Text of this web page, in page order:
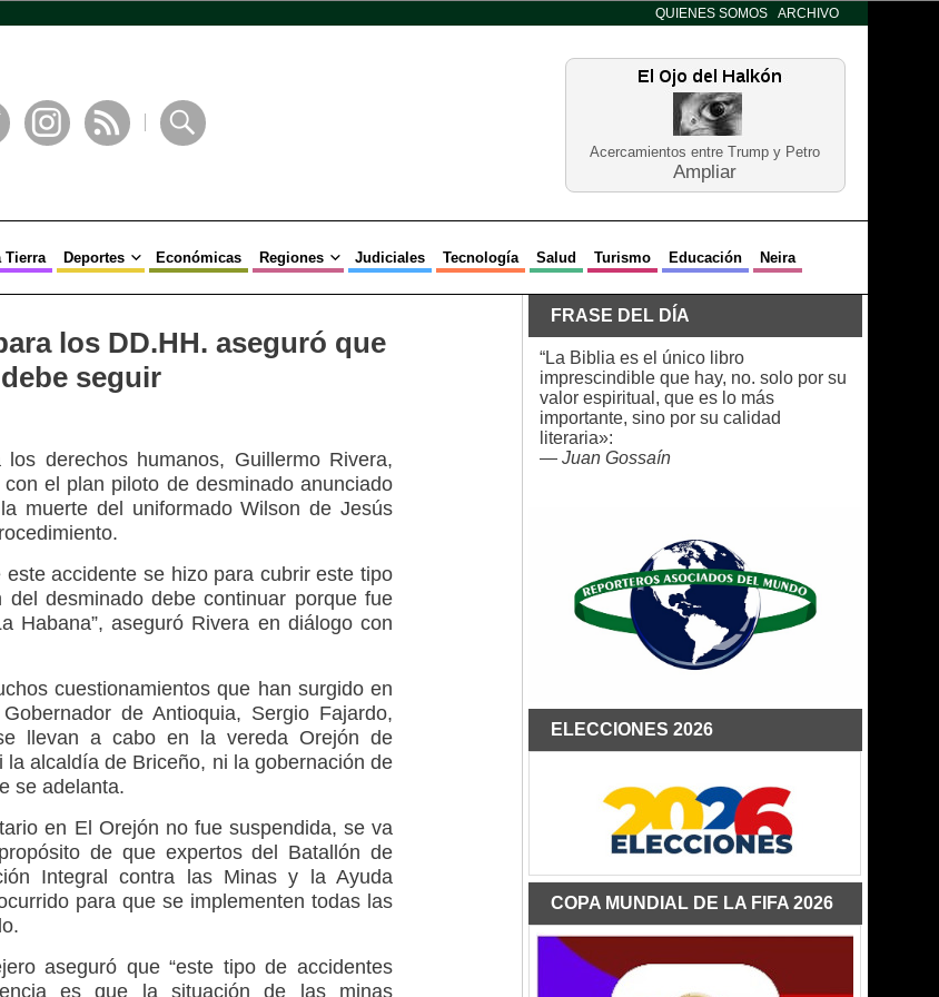
QUIENES SOMOS ARCHIVO
Acercamientos entre Trump y Petro
Ampliar
Tierra Deportes Económicas Regiones Judiciales Tecnología Salud Turismo Educación Neira
los DD.HH. aseguró que
seguir
derechos humanos, Guillermo Rivera,
el plan piloto de desminado anunciado
muerte del uniformado Wilson de Jesús
accidente se hizo para cubrir este tipo
desminado debe continuar porque fue
Habana”, aseguró Rivera en diálogo con
cuestionamientos que han surgido en
de Antioquia, Sergio Fajardo,
llevan a cabo en la vereda Orejón de
alcaldía de Briceño, ni la gobernación de
se adelanta.
en El Orejón no fue suspendida, se va
de que expertos del Batallón de
Integral contra las Minas y la Ayuda
para que se implementen todas las
aseguró que “este tipo de accidentes
es que la situación de las minas
FRASE DEL DÍA
“La Biblia es el único libro
imprescindible que hay, no. solo por su
valor espiritual, que es lo más
importante, sino por su calidad
literaria»:
— Juan Gossaín
ELECCIONES 2026
COPA MUNDIAL DE LA FIFA 2026